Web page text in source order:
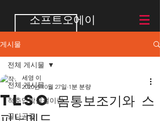
소프트오에이
게시물
전체 게시물
척추압박골절이란
골다공증
전체 게시물
TLSO 몸통보조기와 스
세영 이
2020년 10월 27일 1분 분량